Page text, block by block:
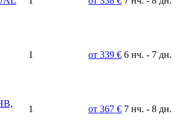
1 от 339 € 6 нч. - 7 дн.
1 от 367 € 7 нч. - 8 дн.